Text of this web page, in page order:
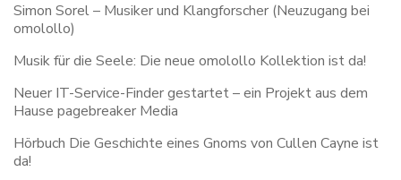
Simon Sorel – Musiker und Klangforscher (Neuzugang bei
omolollo)
Musik für die Seele: Die neue omolollo Kollektion ist da!
Neuer IT-Service-Finder gestartet – ein Projekt aus dem
Hause pagebreaker Media
Hörbuch Die Geschichte eines Gnoms von Cullen Cayne ist
da!